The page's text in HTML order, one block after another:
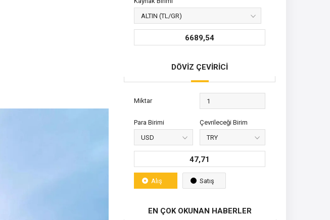
6689,54
DÖVİZ ÇEVİRİCİ
Miktar
Para Birimi Çevrileceği Birim
47,71
Alış Satış
EN ÇOK OKUNAN HABERLER